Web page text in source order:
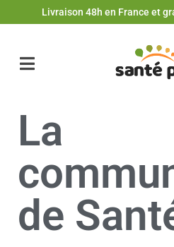
Livraison 48h en France et
La
de